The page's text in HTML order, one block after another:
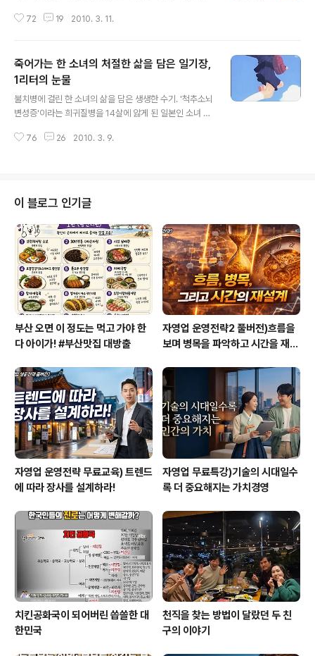
구매하다보면 가끔 이렇게 구입했던 책을 다시 구입하는
하게 느껴진다. 이 역시 반복학습이 없는 책 읽기에서 발생
하는 오류다. 한 번 보고 덮어버리는 어찌 알랴. 인상 깊은
책이 아니면 몇 년 후 읽었을 때 아무런 기억이 떠오르질 않
는 것이다. 사실 인상 깊은 책이라 하더라도 그 책의 주제나
고도 영화 내용을 기억하지 못하는 것과 마찬가지 현상이
72 19 2010. 3. 11.
죽어가는 한 소녀의 처절한 삶을 담은 일기장,
1리터의 눈물
불치병에 걸린 한 소녀의 삶을 담은 생생한 수기. '척추소뇌
변성증'이라는 희귀질병을 14살에 앓게 된 일본인 소녀 키
고 결국 말도 글도 할 수 없게 되어 서서히 죽어가는 질병을
글을 그대로 담고 있다. 사실 나는 이 책 을 읽기 전에 책을
읽으면 눈물을 펑펑 흘릴 것이라고 생각했다. 그런데 펑펑
흘리는 것은 고사하고 한 방울의 눈물도 흘리지 않았다. 부
족한 동정심과 메마른 내 감성 탓도 있겠지만 그래도 비교
적 눈물이 많은 나로서는 다소 이해하기 힘들었다. 곰곰이
생각해보..
76 26 2010. 3. 9.
이 블로그 인기글
부산 오면 이 정도는 먹고 가야 한
다 아이가! #부산맛집 대방출
자영업 운영전략2 풀버전)흐름을
보며 병목을 파악하고 시간을 재설
자영업 운영전략 무료교육) 트렌드
에 따라 장사를 설계하라!
자영업 무료특강)기술의 시대일수
록 더 중요해지는 가치경영
치킨공화국이 되어버린 씁쓸한 대
한민국
천직을 찾는 방법이 달랐던 두 친
구의 이야기